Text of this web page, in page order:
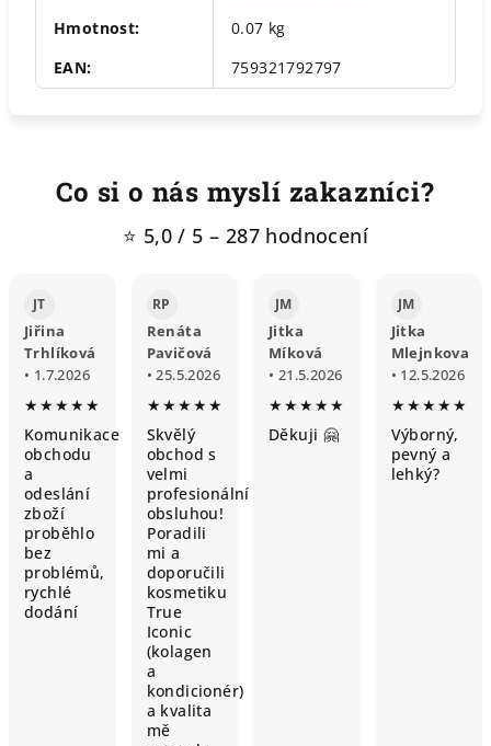
Hmotnost:
0.07 kg
EAN: 759321792797
Co si o nás myslí zakazníci?
⭐ 5,0 / 5 – 287 hodnocení
JT
Jiřina
Trhlíková
• 1.7.2026
★★★★★
Komunikace
obchodu
a
odeslání
zboží
proběhlo
bez
problémů,
rychlé
dodání
RP
Renáta
Pavičová
• 25.5.2026
★★★★★
Skvělý
obchod s
velmi
profesionální
obsluhou!
Poradili
mi a
doporučili
kosmetiku
True
Iconic
(kolagen
a
kondicionér)
a kvalita
mě
JM
Jitka
Míková
• 21.5.2026
★★★★★
Děkuji 🤗
JM
Jitka
Mlejnkova
• 12.5.2026
★★★★★
Výborný,
pevný a
lehký?